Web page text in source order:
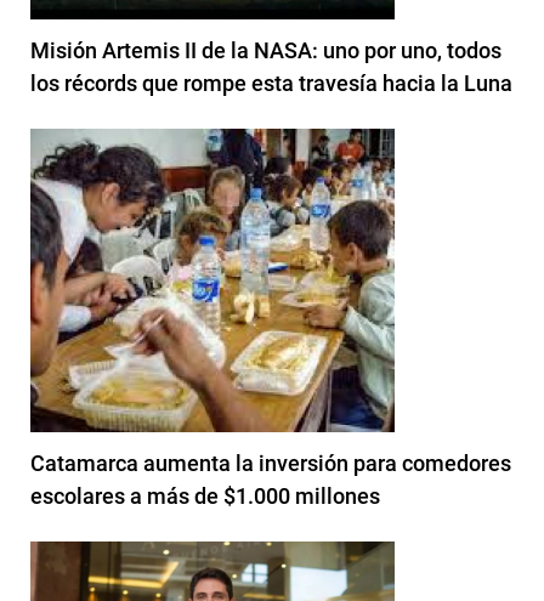
Misión Artemis II de la NASA: uno por uno, todos
los récords que rompe esta travesía hacia la Luna
Catamarca aumenta la inversión para comedores
escolares a más de $1.000 millones